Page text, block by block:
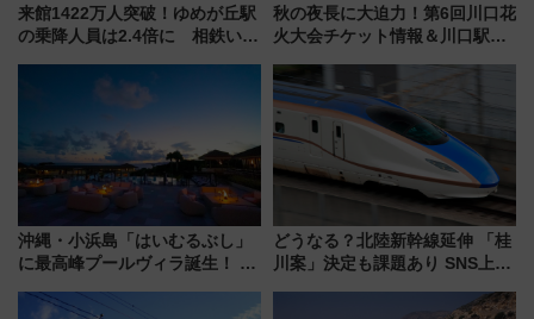
来館1422万人突破！ゆめが丘駅
の乗降人員は2.4倍に 相鉄いず
年祭にそうにゃん＆DB.スター
秋の夜長に大迫力！第6回川口花
火大会チケット情報＆川口駅か
沖縄・小浜島「はいむるぶし」
に最高峰プールヴィラ誕生！ 石
美旅「何もしない贅沢」を体験
どうなる？北陸新幹線延伸 「桂
川案」決定も課題あり SNS上の